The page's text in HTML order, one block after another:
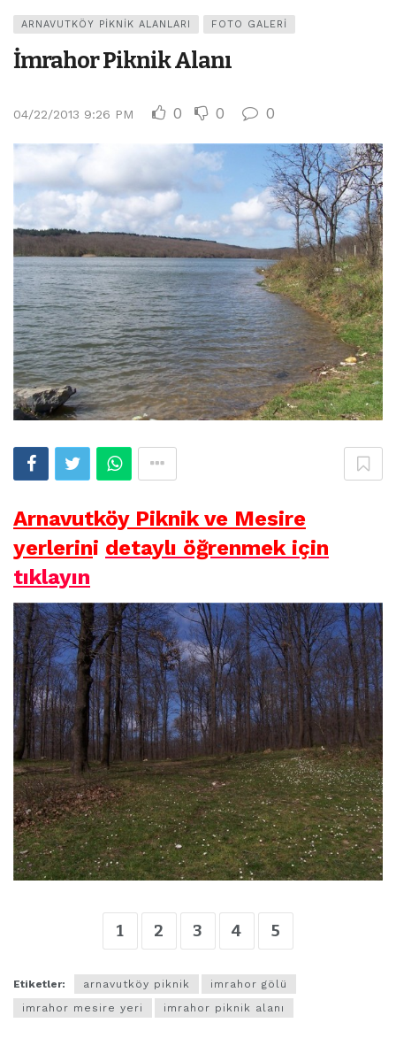
ARNAVUTKÖY PIKNIK ALANLARI FOTO GALERI
İmrahor Piknik Alanı
04/22/2013 9:26 PM 0 0 0
Arnavutköy Piknik ve Mesire
yerlerini detaylı öğrenmek için
tıklayın
1 2 3 4 5
Etiketler: arnavutköy piknik
imrahor gölü
imrahor mesire yeri
imrahor piknik alanı